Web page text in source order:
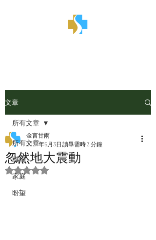
文章
所有文章
職場
家庭
盼望
所有文章
忽然地大震動
金言甘雨
2024年5月3日 讀畢需時 3 分鐘
評等為 NaN（最高為 5 顆星）。